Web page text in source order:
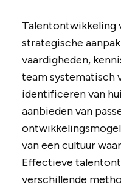
Talentontwikkeling
strategische
vaardigheden,
team systematisch
identificeren van
aanbieden van
van een cultuur
Effectieve
verschillende